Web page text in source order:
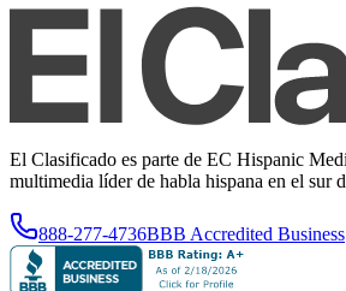
El Clasificado es parte de EC Hispanic
multimedia líder de habla hispana en el sur
888-277-4736BBB Accredited Business